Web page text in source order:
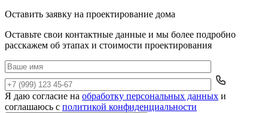
Оставить заявку на проектирование дома
Оставьте свои контактные данные и мы более подробно
расскажем об этапах и стоимости проектирования
Да
Я даю согласие на обработку персональных данных и
соглашаюсь с политикой конфиденциальности